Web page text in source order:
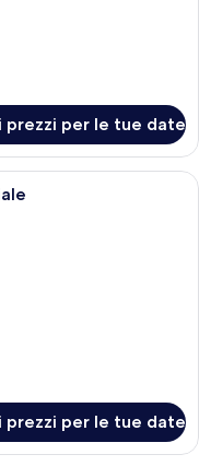
prezzi per le tue date
d'albergo moderna con
prezzi per le tue date